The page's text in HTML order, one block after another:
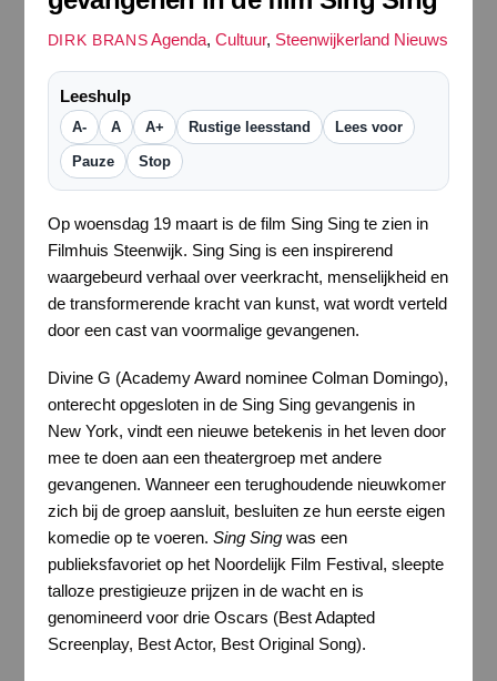
DIRK BRANS Agenda,Cultuur, Steenwijkerland Nieuws
Leeshulp
A- A A+ Rustige leesstand Lees voor
Pauze Stop
Op woensdag 19 maart is de film Sing Sing te zien in
Filmhuis Steenwijk. Sing Sing is een inspirerend
waargebeurd verhaal over veerkracht, menselijkheid en
de transformerende kracht van kunst, wat wordt verteld
door een cast van voormalige gevangenen.
Divine G (Academy Award nominee Colman Domingo),
onterecht opgesloten in de Sing Sing gevangenis in
New York, vindt een nieuwe betekenis in het leven door
mee te doen aan een theatergroep met andere
gevangenen. Wanneer een terughoudende nieuwkomer
zich bij de groep aansluit, besluiten ze hun eerste eigen
komedie op te voeren. Sing Sing was een
publieksfavoriet op het Noordelijk Film Festival, sleepte
talloze prestigieuze prijzen in de wacht en is
genomineerd voor drie Oscars (Best Adapted
Screenplay, Best Actor, Best Original Song).